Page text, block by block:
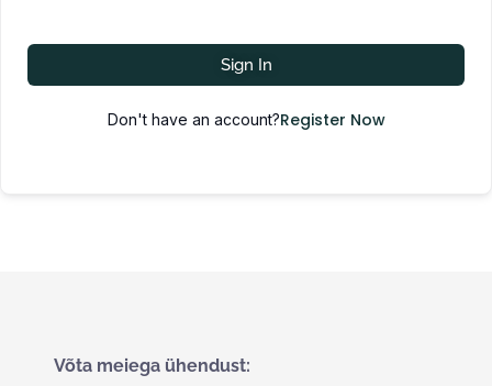
Sign In
Don't have an account?Register Now
Võta meiega ühendust: